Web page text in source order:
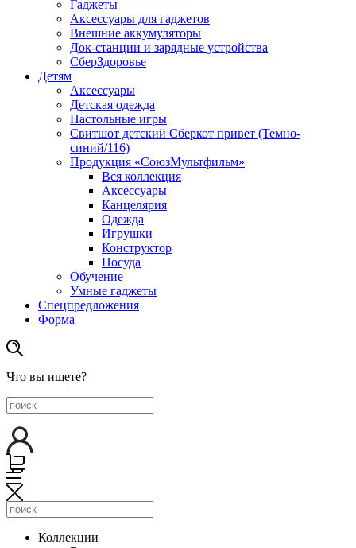
Гаджеты
Аксессуары для гаджетов
Внешние аккумуляторы
Док-станции и зарядные устройства
СберЗдоровье
Детям
Аксессуары
Детская одежда
Настольные игры
Свитшот детский Сберкот привет (Темно-
синий/116)
Продукция «СоюзМультфильм»
Вся коллекция
Аксессуары
Канцелярия
Одежда
Игрушки
Конструктор
Посуда
Обучение
Умные гаджеты
Спецпредложения
Форма
Что вы ищете?
Коллекции